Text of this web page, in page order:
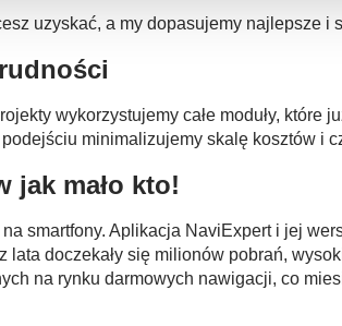
uzyskać, a my dopasujemy najlepsze
wykorzystujemy całe moduły,
minimalizujemy skalę kosztów i
jak mało kto!
smartfony. Aplikacja NaviExpert i jej
doczekały się milionów pobrań,
na rynku darmowych nawigacji, co